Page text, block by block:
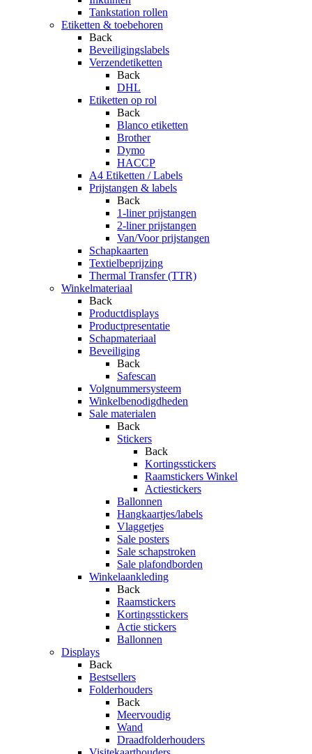
Tankstation rollen
Etiketten & toebehoren
Back
Beveiligingslabels
Verzendetiketten
Back
DHL
Etiketten op rol
Back
Blanco etiketten
Brother
Dymo
HACCP
A4 Etiketten / Labels
Prijstangen & labels
Back
1-liner prijstangen
2-liner prijstangen
Van/Voor prijstangen
Schapkaarten
Textielbeprijzing
Thermal Transfer (TTR)
Winkelmateriaal
Back
Productdisplays
Productpresentatie
Schapmateriaal
Beveiliging
Back
Safescan
Volgnummersysteem
Winkelbenodigdheden
Sale materialen
Back
Stickers
Back
Kortingsstickers
Raamstickers Winkel
Actiestickers
Ballonnen
Hangkaartjes/labels
Vlaggetjes
Sale posters
Sale schapstroken
Sale plafondborden
Winkelaankleding
Back
Raamstickers
Kortingsstickers
Actie stickers
Ballonnen
Displays
Back
Bestsellers
Folderhouders
Back
Meervoudig
Wand
Draadfolderhouders